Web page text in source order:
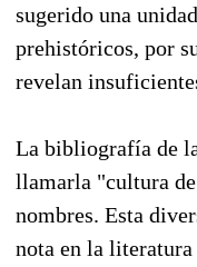
sugerido una
prehistóricos, por
revelan
La bibliografía de
llamarla "cultura
nombres. Esta
nota en la